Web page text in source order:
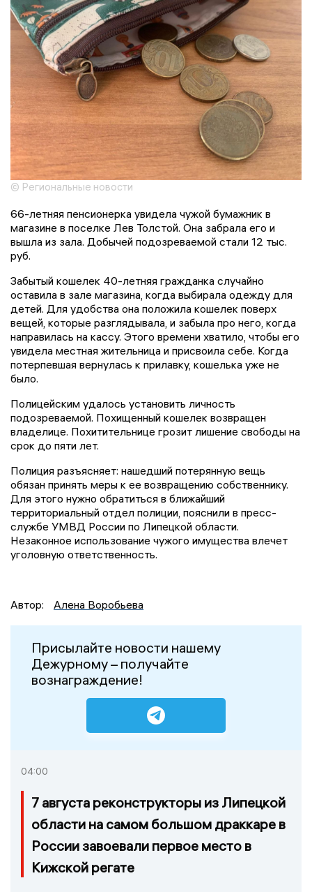
© Региональные новости
66-летняя пенсионерка увидела чужой бумажник в
магазине в поселке Лев Толстой. Она забрала его и
вышла из зала. Добычей подозреваемой стали 12 тыс.
руб.
Забытый кошелек 40-летняя гражданка случайно
оставила в зале магазина, когда выбирала одежду для
детей. Для удобства она положила кошелек поверх
вещей, которые разглядывала, и забыла про него, когда
направилась на кассу. Этого времени хватило, чтобы его
увидела местная жительница и присвоила себе. Когда
потерпевшая вернулась к прилавку, кошелька уже не
было.
Полицейским удалось установить личность
подозреваемой. Похищенный кошелек возвращен
владелице. Похитительнице грозит лишение свободы на
срок до пяти лет.
Полиция разъясняет: нашедший потерянную вещь
обязан принять меры к ее возвращению собственнику.
Для этого нужно обратиться в ближайший
территориальный отдел полиции, пояснили в пресс-
службе УМВД России по Липецкой области.
Незаконное использование чужого имущества влечет
уголовную ответственность.
Автор: Алена Воробьева
Присылайте новости нашему
Дежурному – получайте
вознаграждение!
04:00
7 августа реконструкторы из Липецкой
области на самом большом драккаре в
России завоевали первое место в
Кижской регате